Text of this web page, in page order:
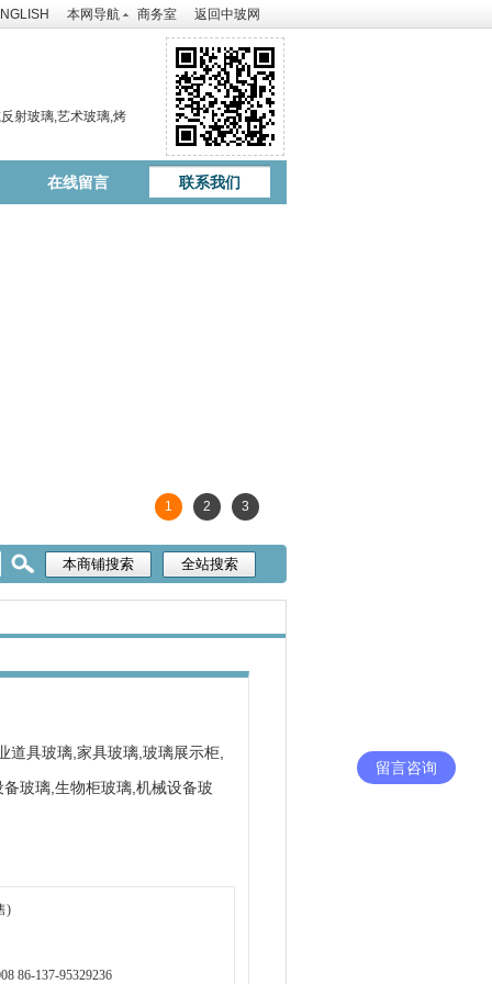
本网导航 商务室 返回中玻网
射玻璃,艺术玻璃,烤
在线留言 联系我们
1 2 3
道具玻璃,家具玻璃,玻璃展示柜,
玻璃,生物柜玻璃,机械设备玻
)
86-137-95329236
留言咨询